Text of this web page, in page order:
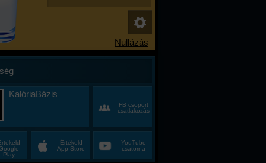
KalóriaBázis
FB csoport
csatlakozás
Play
Értékeld
App Store
YouTube
csatorna